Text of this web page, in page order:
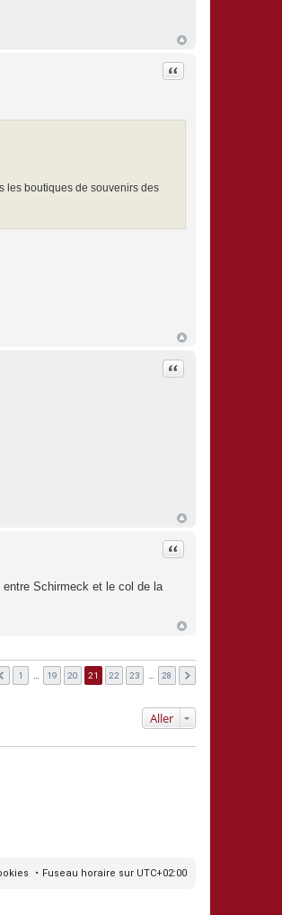
Citation
les boutiques de souvenirs des
Citation
Citation
Schirmeck et le col de la
1 19 20 21 22 23 28
Aller
Fuseau horaire sur UTC+02:00